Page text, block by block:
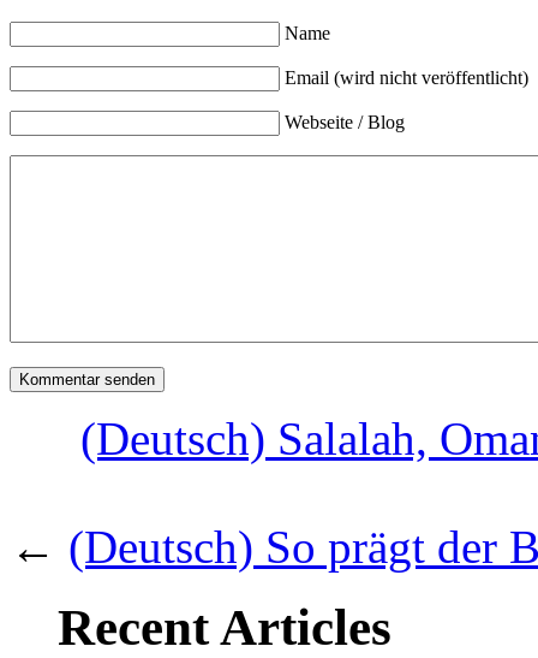
Name
Email (wird nicht veröffentlicht)
Webseite / Blog
(Deutsch) Salalah,
← (Deutsch) So prägt der
Recent Articles